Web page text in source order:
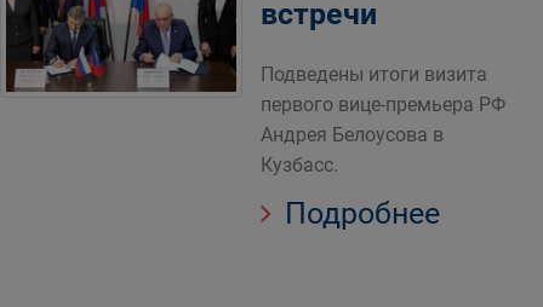
встречи
Подведены итоги визита
первого вице-премьера РФ
Андрея Белоусова в
Кузбасс.
Подробнее